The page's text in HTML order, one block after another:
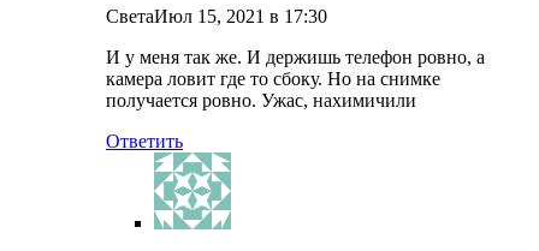
СветаИюл 15, 2021 в 17:30
И у меня так же. И держишь телефон ровно, а
камера ловит где то сбоку. Но на снимке
получается ровно. Ужас, нахимичили
Ответить